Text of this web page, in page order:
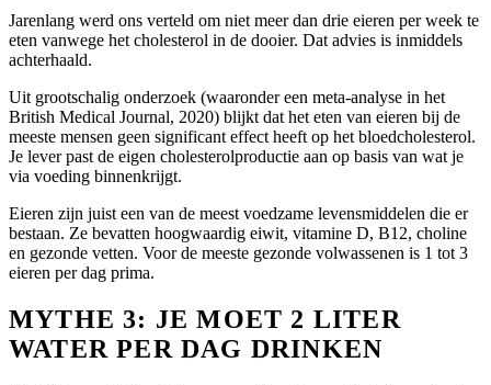
Jarenlang werd ons verteld om niet meer dan drie eieren per week te
eten vanwege het cholesterol in de dooier. Dat advies is inmiddels
achterhaald.
Uit grootschalig onderzoek (waaronder een meta-analyse in het
British Medical Journal, 2020) blijkt dat het eten van eieren bij de
meeste mensen geen significant effect heeft op het bloedcholesterol.
Je lever past de eigen cholesterolproductie aan op basis van wat je
via voeding binnenkrijgt.
Eieren zijn juist een van de meest voedzame levensmiddelen die er
bestaan. Ze bevatten hoogwaardig eiwit, vitamine D, B12, choline
en gezonde vetten. Voor de meeste gezonde volwassenen is 1 tot 3
eieren per dag prima.
MYTHE 3: JE MOET 2 LITER
WATER PER DAG DRINKEN